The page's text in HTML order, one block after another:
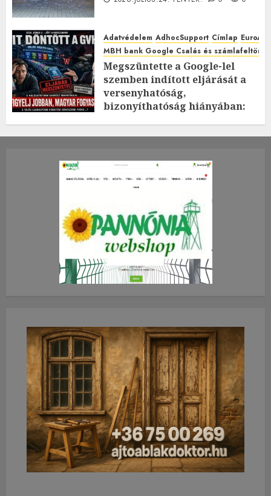
Adatvédelem AdhocSupport Címlap
MBH bank Google Csalás és
Megszüntette a Google-lel
szemben indított eljárását a
versenyhatóság,
bizonyíthatóság hiányában:
2026.JÚLIUS.23. CSÜTÖRTÖK.
0